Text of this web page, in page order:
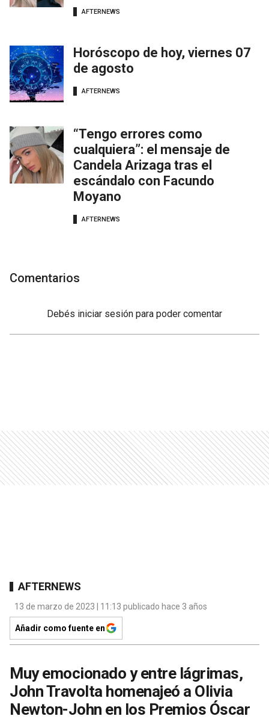
AFTERNEWS
Horóscopo de hoy, viernes 07
de agosto
AFTERNEWS
“Tengo errores como
cualquiera”: el mensaje de
Candela Arizaga tras el
escándalo con Facundo
Moyano
AFTERNEWS
Comentarios
Debés iniciar sesión para poder comentar
AFTERNEWS
13 de marzo de 2023 | 11:13 publicado hace 3 años
Añadir como fuente en
Muy emocionado y entre lágrimas,
John Travolta homenajeó a Olivia
Newton-John en los Premios Óscar